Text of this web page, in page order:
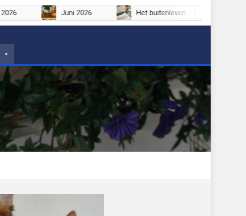
Juli 2026 Juni 2026 Het buitenleven